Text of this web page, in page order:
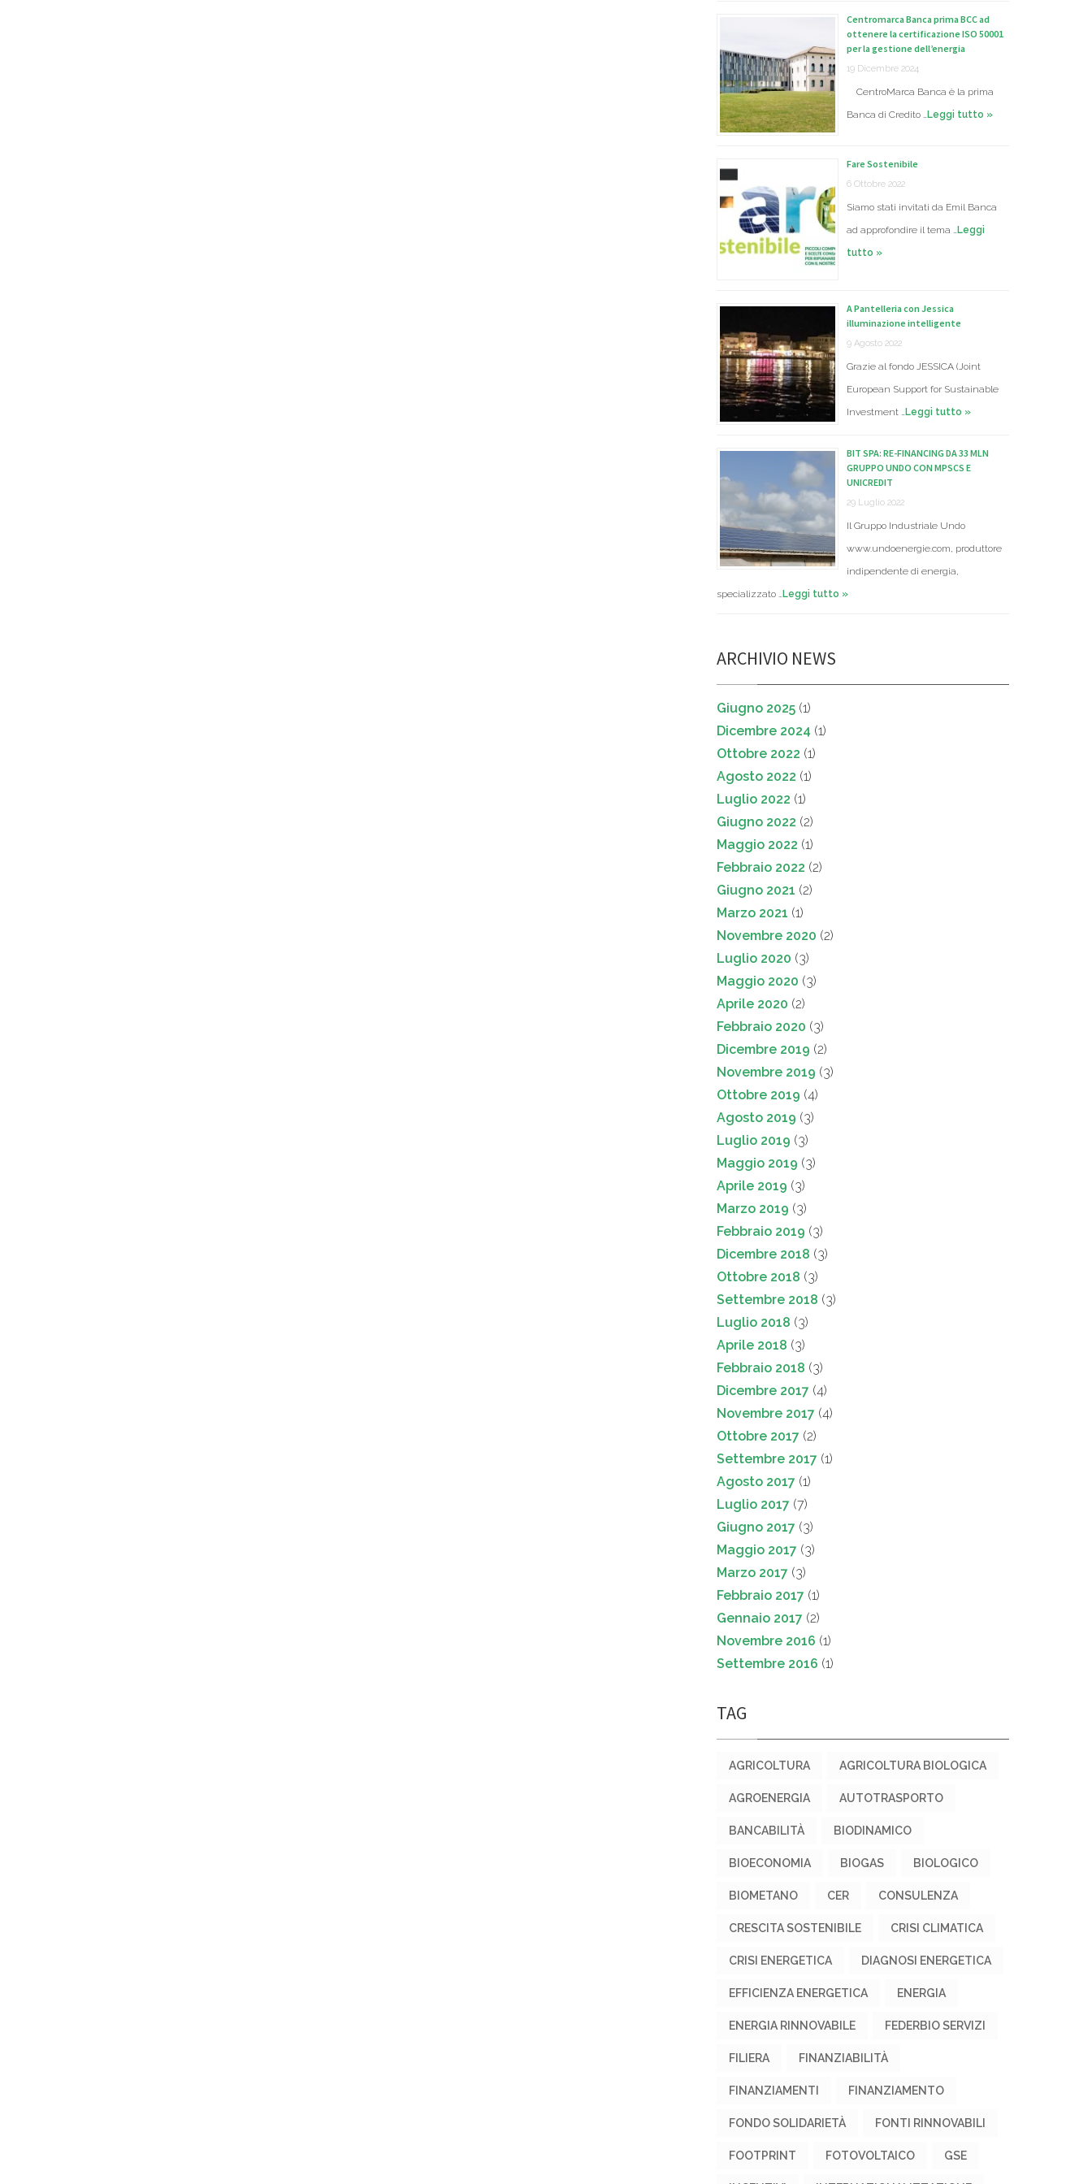
Centromarca Banca prima BCC ad
ottenere la certificazione ISO 50001
per la gestione dell’energia
19 Dicembre 2024
CentroMarca Banca è la prima
Banca di Credito …Leggi tutto »
Fare Sostenibile
6 Ottobre 2022
Siamo stati invitati da Emil Banca
ad approfondire il tema …Leggi
tutto »
A Pantelleria con Jessica
illuminazione intelligente
9 Agosto 2022
Grazie al fondo JESSICA (Joint
European Support for Sustainable
Investment …Leggi tutto »
BIT SPA: RE-FINANCING DA 33 MLN
GRUPPO UNDO CON MPSCS E
UNICREDIT
29 Luglio 2022
Il Gruppo Industriale Undo
www.undoenergie.com, produttore
indipendente di energia,
specializzato …Leggi tutto »
ARCHIVIO NEWS
Giugno 2025 (1)
Dicembre 2024 (1)
Ottobre 2022 (1)
Agosto 2022 (1)
Luglio 2022 (1)
Giugno 2022 (2)
Maggio 2022 (1)
Febbraio 2022 (2)
Giugno 2021 (2)
Marzo 2021 (1)
Novembre 2020 (2)
Luglio 2020 (3)
Maggio 2020 (3)
Aprile 2020 (2)
Febbraio 2020 (3)
Dicembre 2019 (2)
Novembre 2019 (3)
Ottobre 2019 (4)
Agosto 2019 (3)
Luglio 2019 (3)
Maggio 2019 (3)
Aprile 2019 (3)
Marzo 2019 (3)
Febbraio 2019 (3)
Dicembre 2018 (3)
Ottobre 2018 (3)
Settembre 2018 (3)
Luglio 2018 (3)
Aprile 2018 (3)
Febbraio 2018 (3)
Dicembre 2017 (4)
Novembre 2017 (4)
Ottobre 2017 (2)
Settembre 2017 (1)
Agosto 2017 (1)
Luglio 2017 (7)
Giugno 2017 (3)
Maggio 2017 (3)
Marzo 2017 (3)
Febbraio 2017 (1)
Gennaio 2017 (2)
Novembre 2016 (1)
Settembre 2016 (1)
TAG
AGRICOLTURA AGRICOLTURA BIOLOGICA
AGROENERGIA AUTOTRASPORTO
BANCABILITÀ BIODINAMICO
BIOECONOMIA BIOGAS BIOLOGICO
BIOMETANO CER CONSULENZA
CRESCITA SOSTENIBILE CRISI CLIMATICA
CRISI ENERGETICA DIAGNOSI ENERGETICA
EFFICIENZA ENERGETICA ENERGIA
ENERGIA RINNOVABILE FEDERBIO SERVIZI
FILIERA FINANZIABILITÀ
FINANZIAMENTI FINANZIAMENTO
FONDO SOLIDARIETÀ FONTI RINNOVABILI
FOOTPRINT FOTOVOLTAICO GSE